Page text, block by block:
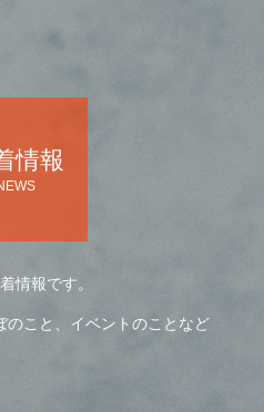
情報
情報です。
のこと、イベントのことなど